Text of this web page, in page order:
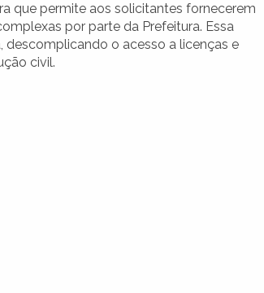
que permite aos solicitantes fornecerem
por parte da Prefeitura. Essa
o acesso a licenças e
civil.